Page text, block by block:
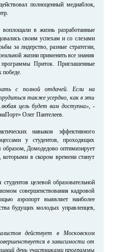
полноценный медиаблок,
воплощали в жизнь разработанные
своим успехам и со слезами
за лидерство, разные стратегии,
жизни применить все знания
Приток. Приглашенные
победе.
с полной отдачей. Если на
также усердно, как в эти
цель будет вам доступна», -
Олег Пантелеев.
навыков эффективного
у студентов, проходящих
Домодедово оптимизирует
которыми в скором времени станут
целевой образовательной
совершенствования кадровой
аэропорт выявляет наиболее
будущих молодых управленцев,
действует в Московском
в зависимости от
день участниками программы